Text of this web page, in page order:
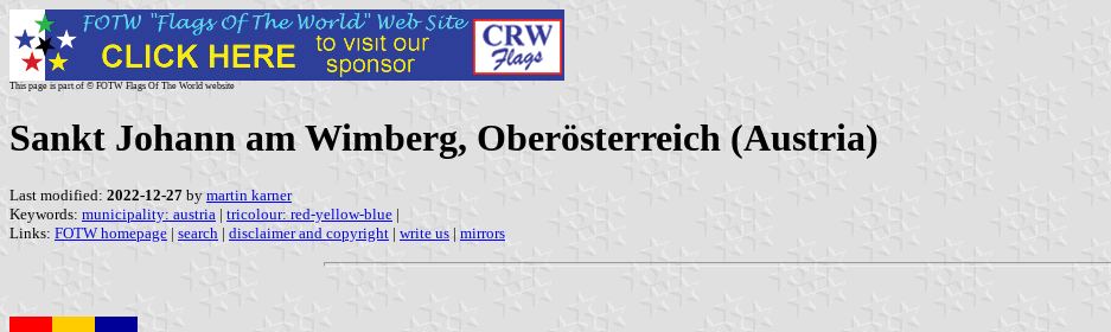
This page is part of © FOTW Flags Of The World website
Sankt Johann am Wimberg, Oberösterreich (Austria)
Last modified: 2022-12-27 by martin karner
Keywords: municipality: austria | tricolour: red-yellow-blue |
Links: FOTW homepage | search | disclaimer and copyright | write us | mirrors